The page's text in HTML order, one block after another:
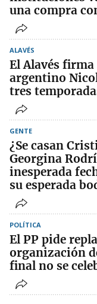
una compra
ALAVÉS
El Alavés
argentino
tres
GENTE
¿Se casan
Georgina
inesperada
su esperada
POLÍTICA
El PP pide
organización
final no se